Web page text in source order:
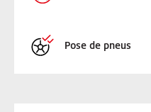
Pose de pneus